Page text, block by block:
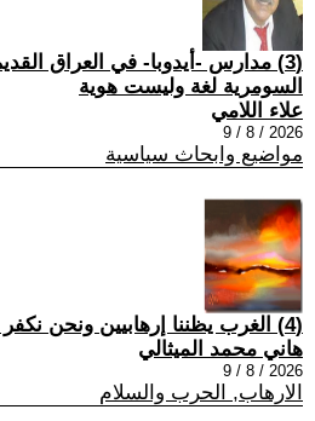
(3) مدارس -أيدوبا- في العراق
السومرية لغة وليست هوية
علاء اللامي
2026 / 8 / 9
مواضيع وابحاث سياسية
(4) الغرب يظننا إرهابيين ونحن نكفر بعضنا !!
هاني محمد الميثالي
2026 / 8 / 9
الارهاب, الحرب والسلام